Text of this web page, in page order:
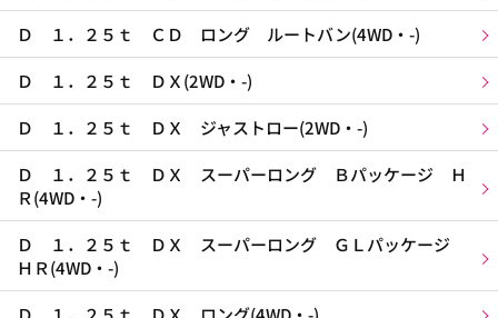
Ｄ １．２５ｔ ＣＤ ロング ルートバン(4WD・-)
Ｄ １．２５ｔ ＤＸ(2WD・-)
Ｄ １．２５ｔ ＤＸ ジャストロー(2WD・-)
Ｄ １．２５ｔ ＤＸ スーパーロング Ｂパッケージ Ｈ
Ｒ(4WD・-)
Ｄ １．２５ｔ ＤＸ スーパーロング ＧＬパッケージ
ＨＲ(4WD・-)